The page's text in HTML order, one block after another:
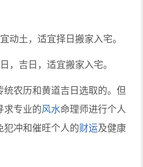
动土，适宜择日搬家入宅。
，吉日，适宜搬家入宅。
统农历和黄道吉日选取的。但
求专业的风水命理师进行个人
犯冲和催旺个人的财运及健康